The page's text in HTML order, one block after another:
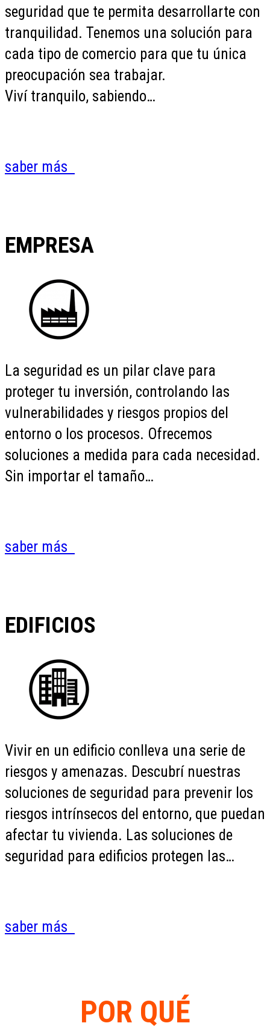
seguridad que te permita desarrollarte con
tranquilidad. Tenemos una solución para
cada tipo de comercio para que tu única
preocupación sea trabajar.
Viví tranquilo, sabiendo…
saber más
EMPRESA
La seguridad es un pilar clave para
proteger tu inversión, controlando las
vulnerabilidades y riesgos propios del
entorno o los procesos. Ofrecemos
soluciones a medida para cada necesidad.
Sin importar el tamaño…
saber más
EDIFICIOS
Vivir en un edificio conlleva una serie de
riesgos y amenazas. Descubrí nuestras
soluciones de seguridad para prevenir los
riesgos intrínsecos del entorno, que puedan
afectar tu vivienda. Las soluciones de
seguridad para edificios protegen las…
saber más
POR QUÉ